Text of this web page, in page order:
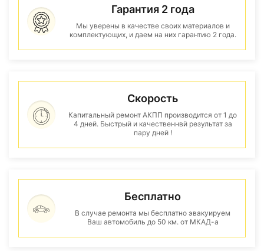
Гарантия 2 года
Мы уверены в качестве своих материалов и
комплектующих, и даем на них гарантию 2 года.
Скорость
Капитальный ремонт АКПП производится от 1 до
4 дней. Быстрый и качественнвй результат за
пару дней !
Бесплатно
В случае ремонта мы бесплатно эвакуируем
Ваш автомобиль до 50 км. от МКАД-а